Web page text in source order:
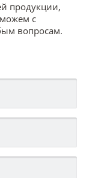
продукции,
с
вопросам.